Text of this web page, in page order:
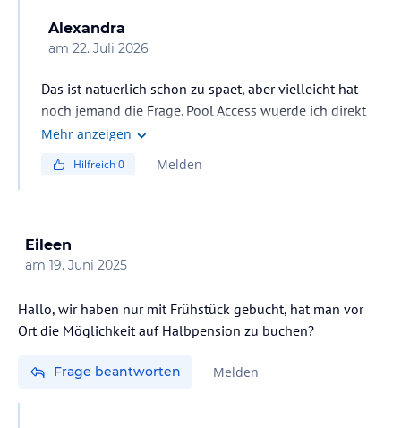
Alexandra
am 22. Juli 2026
Das ist natuerlich schon zu spaet, aber vielleicht hat
noch jemand die Frage. Pool Access wuerde ich direkt
mitbuchen, es ist unwahrscheinlich eines vor Ort zu
Flora Pool Access Zimmer fand ich sogar schoener als
Mehr anzeigen
Hilfreich0 Melden
Eileen
am 19. Juni 2025
Hallo, wir haben nur mit Frühstück gebucht, hat man vor
Ort die Möglichkeit auf Halbpension zu buchen?
Frage beantworten Melden